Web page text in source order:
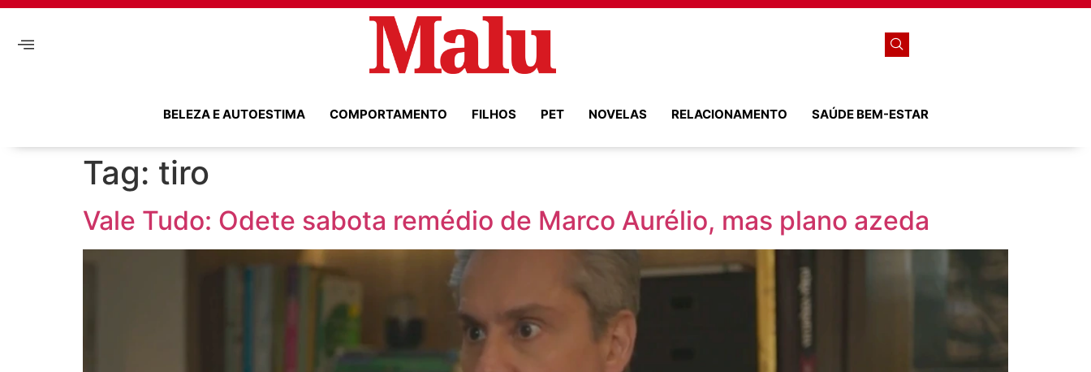
BELEZA E AUTOESTIMA COMPORTAMENTO FILHOS PET NOVELAS RELACIONAMENTO SAÚDE BEM-ESTAR
Tag: tiro
Vale Tudo: Odete sabota remédio de Marco Aurélio, mas plano azeda